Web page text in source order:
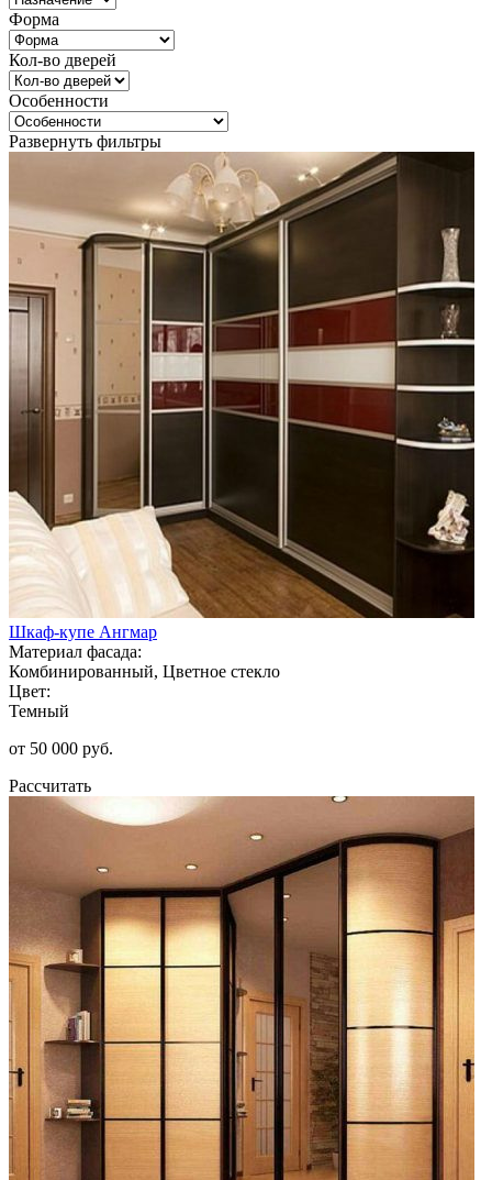
Форма
Кол-во дверей
Особенности
Развернуть фильтры
Шкаф-купе Ангмар
Материал фасада:
Комбинированный, Цветное стекло
Цвет:
Темный
от 50 000 руб.
Рассчитать